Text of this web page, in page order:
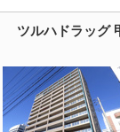
ツルハドラッグ